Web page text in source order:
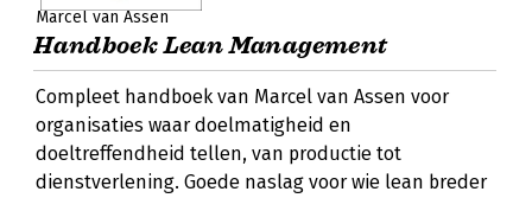
Marcel van Assen
Handboek Lean Management
Compleet handboek van Marcel van Assen voor
organisaties waar doelmatigheid en
doeltreffendheid tellen, van productie tot
dienstverlening. Goede naslag voor wie lean breder